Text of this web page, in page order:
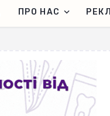
ПРО НАС